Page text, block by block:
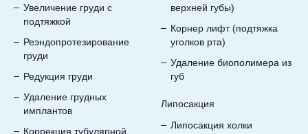
Увеличение груди с
подтяжкой
Реэндопротезирование
груди
Редукция груди
Удаление грудных
имплантов
Коррекция тубулярной
верхней губы)
Корнер лифт (подтяжка
уголков рта)
Удаление биополимера из
губ
Липосакция
Липосакция холки